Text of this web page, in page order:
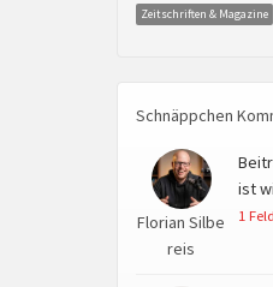
Zeitschriften & Magazine
Schnäppchen
Florian Silbe
reis
ist
1